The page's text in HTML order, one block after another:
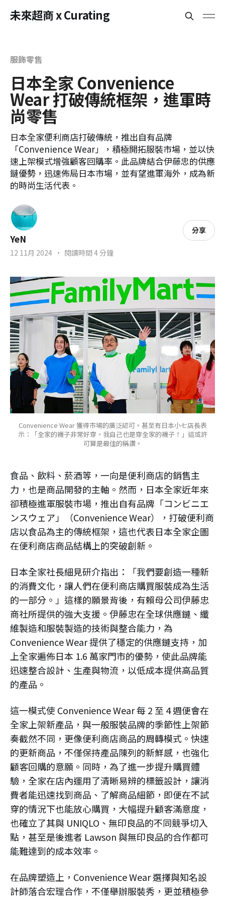
未來超商 x Curating
服飾零售
日本全家 Convenience
Wear 打破傳統框架，進軍時
尚零售
日本全家便利商店打破傳統，推出自有品牌
「Convenience Wear」，積極開拓服裝市場，並以快
速上架模式增強顧客回購率。此品牌結合伊藤忠的供應
鏈優勢，迅速佈局日本市場，並有望進軍海外，成為新
的時尚生活代表。
YeN
12 11月 2024 • 閱讀時間 4 分鐘
分享
Convenience Wear 獲得市場的廣泛認可。甚至有日本小七店長表
示：「全家的襪子非常好穿，我自己也是穿全家的襪子！」這或許
可算是最佳的稱讚。
食品、飲料、菸酒等，一向是便利商店的銷售主
力，也是商品開發的主軸。然而，日本全家近年來
卻積極進軍服裝市場，推出自有品牌「コンビニエ
ンスウェア」（Convenience Wear），打破便利商
店以食品為主的傳統框架，這也代表日本全家企圖
在便利商店商品結構上的突破創新。
日本全家社長細見研介指出：「我們要創造一種新
的消費文化，讓人們在便利商店購買服裝成為生活
的一部分。」這樣的願景背後，有賴母公司伊藤忠
商社所提供的強大支援。伊藤忠在全球供應鏈、纖
維製造和服裝製造的技術與整合能力，為
Convenience Wear 提供了穩定的供應鏈支持，加
上全家遍佈日本 1.6 萬家門市的優勢，使此品牌能
迅速整合設計、生產與物流，以低成本提供高品質
的產品。
這一模式使 Convenience Wear 每 2 至 4 週便會在
全家上架新產品，與一般服裝品牌的季節性上架節
奏截然不同，更像便利商店商品的周轉模式。快速
的更新商品，不僅保持產品陳列的新鮮感，也強化
顧客回購的意願。同時，為了進一步提升購買體
驗，全家在店內運用了清晰易辨的標籤設計，讓消
費者能迅速找到商品、了解商品細節，即便在不試
穿的情況下也能放心購買，大幅提升顧客滿意度，
也確立了其與 UNIQLO、無印良品的不同競爭切入
點，甚至是後進者 Lawson 與無印良品的合作都可
能難達到的成本效率。
在品牌塑造上，Convenience Wear 選擇與知名設
計師落合宏理合作，不僅舉辦服裝秀，更並積極參